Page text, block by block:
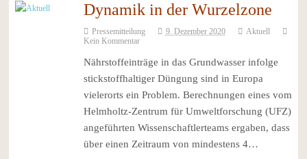
Dynamik in der Wurzelzone
Pressemitteilung 9. Dezember 2020
Aktuell
Kein Kommentar
Nährstoffeinträge in das Grundwasser infolge
stickstoffhaltiger Düngung sind in Europa
vielerorts ein Problem. Berechnungen eines vom
Helmholtz-Zentrum für Umweltforschung (UFZ)
angeführten Wissenschaftlerteams ergaben, dass
über einen Zeitraum von mindestens 4…